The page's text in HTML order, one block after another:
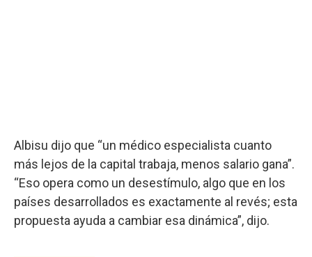
Albisu dijo que “un médico especialista cuanto
más lejos de la capital trabaja, menos salario gana”.
“Eso opera como un desestímulo, algo que en los
países desarrollados es exactamente al revés; esta
propuesta ayuda a cambiar esa dinámica”, dijo.